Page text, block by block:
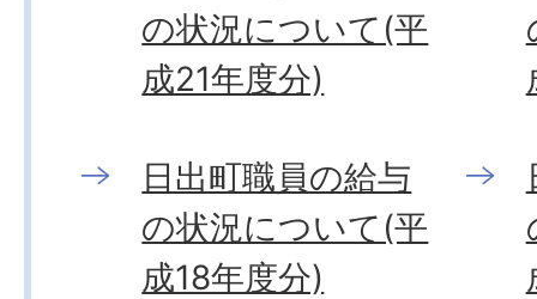
の状況について(平
成21年度分)
日出町職員の給与
の状況について(平
成18年度分)